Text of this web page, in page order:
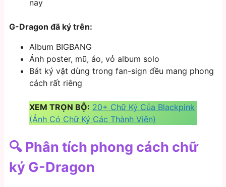
nay
G-Dragon đã ký trên:
Album BIGBANG
Ảnh poster, mũ, áo, vỏ album solo
Bát ký vật dùng trong fan-sign đều mang phong
cách rất riêng
XEM TRỌN BỘ: 20+ Chữ Ký Của Blackpink
(Ảnh Có Chữ Ký Các Thành Viên)
🔍 Phân tích phong cách chữ
ký G-Dragon